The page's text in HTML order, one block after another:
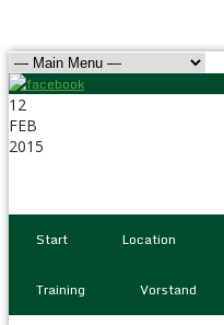
Start Location
Training Vorstand
12
FEB
2015